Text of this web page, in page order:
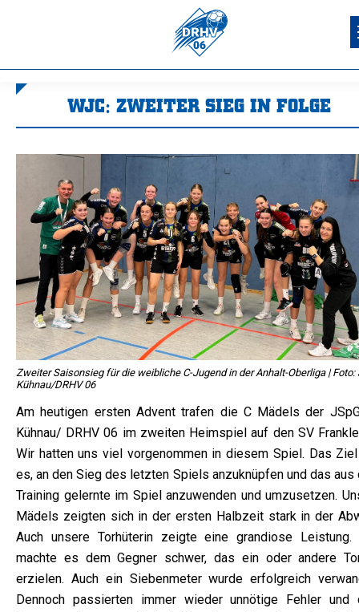
WJC: ZWEITER SIEG IN FOLGE
Zweiter Saisonsieg für die weibliche C-Jugend in der Anhalt-Oberliga | Foto:
Kühnau/DRHV 06
Am heutigen ersten Advent trafen die C Mädels der
Kühnau/ DRHV 06 im zweiten Heimspiel auf den SV
Wir hatten uns viel vorgenommen in diesem Spiel. Das
es, an den Sieg des letzten Spiels anzuknüpfen und das aus
Training gelernte im Spiel anzuwenden und umzusetzen.
Mädels zeigten sich in der ersten Halbzeit stark in der
Auch unsere Torhüterin zeigte eine grandiose Leistung.
machte es dem Gegner schwer, das ein oder andere
erzielen. Auch ein Siebenmeter wurde erfolgreich
Dennoch passierten immer wieder unnötige Fehler und